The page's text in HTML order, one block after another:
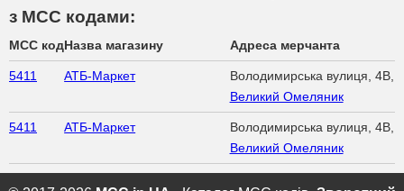
з МСС кодами:
MCC кодНазва магазину Адреса мерчанта
5411 АТБ-Маркет
Володимирська вулиця, 4В,
Великий Омеляник
5411 АТБ-Маркет
Володимирська вулиця, 4В,
Великий Омеляник